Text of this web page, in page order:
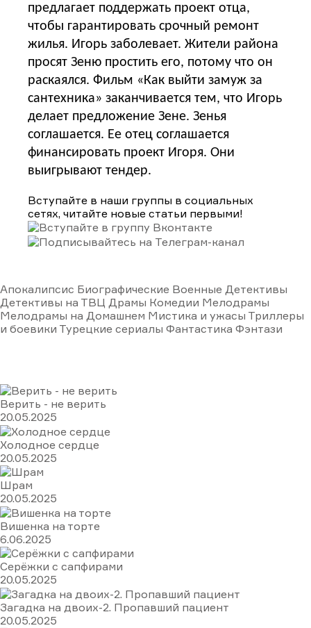
предлагает поддержать проект отца,
чтобы гарантировать срочный ремонт
жилья. Игорь заболевает. Жители района
просят Зеню простить его, потому что он
раскаялся. Фильм «Как выйти замуж за
сантехника» заканчивается тем, что Игорь
делает предложение Зене. Зенья
соглашается. Ее отец соглашается
финансировать проект Игоря. Они
выигрывают тендер.
Вступайте в наши группы в социальных
сетях, читайте новые статьи первыми!
Апокалипсис Биографические Военные Детективы
Детективы на ТВЦ Драмы Комедии Мелодрамы
Мелодрамы на Домашнем Мистика и ужасы Триллеры
и боевики Турецкие сериалы Фантастика Фэнтази
Верить - не верить
20.05.2025
Холодное сердце
20.05.2025
Шрам
20.05.2025
Вишенка на торте
6.06.2025
Серёжки с сапфирами
20.05.2025
Загадка на двоих-2. Пропавший пациент
20.05.2025